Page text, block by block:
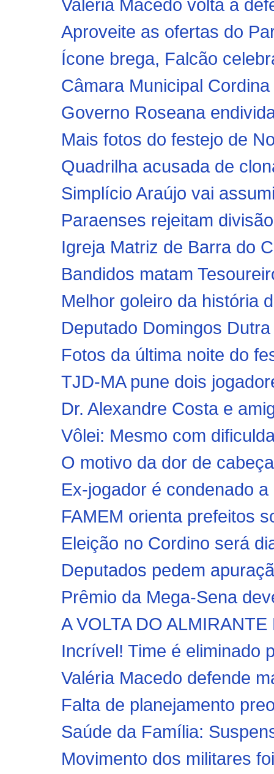
Valéria Macedo volta a
Aproveite as ofertas do
Ícone brega, Falcão
Câmara Municipal
Governo Roseana
Mais fotos do festejo de
Quadrilha acusada de
Simplício Araújo vai
Paraenses rejeitam
Igreja Matriz de Barra do
Bandidos matam
Melhor goleiro da história
Deputado Domingos
Fotos da última noite do
TJD-MA pune dois
Dr. Alexandre Costa e
Vôlei: Mesmo com
O motivo da dor de
Ex-jogador é condenado
FAMEM orienta prefeitos
Eleição no Cordino será
Deputados pedem
Prêmio da Mega-Sena
A VOLTA DO
Incrível! Time é eliminado
Valéria Macedo defende
Falta de planejamento
Saúde da Família:
Movimento dos militares